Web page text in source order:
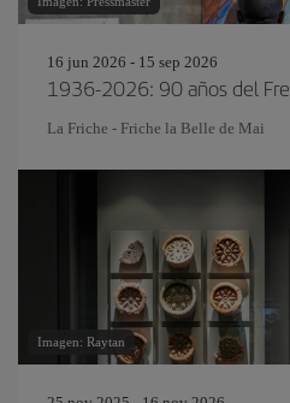
16 jun 2026 - 15 sep 2026
1936-2026: 90 años del
La Friche - Friche la Belle de Mai
Imagen: Raytan